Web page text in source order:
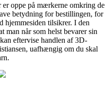
er oppe på mærkerne omkring de
betydning for bestillingen, for
hjemmesiden tilsikrer. I den
man når som helst bevarer sin
eftervise handlen af 3D-
uafhængig om du skal